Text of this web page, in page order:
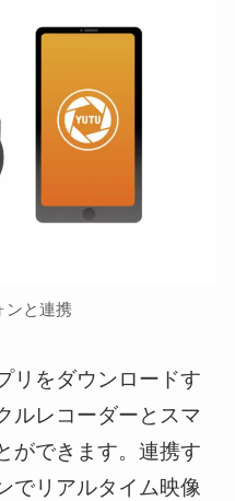
ンと連携
リをダウンロードす
ルレコーダーとスマ
ができます。連携す
でリアルタイム映像